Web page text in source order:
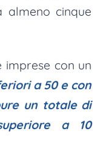
almeno cinque
imprese con un
a 50 e con
un totale di
a 10